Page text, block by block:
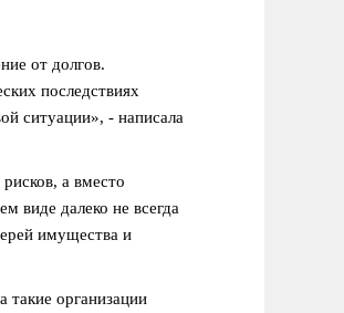
от долгов.
последствиях
ситуации», - написала
а вместо
виде далеко не всегда
имущества и
такие организации